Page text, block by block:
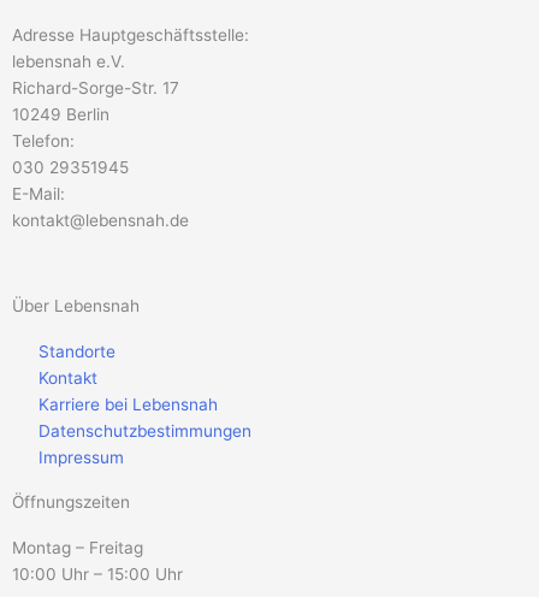
Adresse Hauptgeschäftsstelle:
lebensnah e.V.
Richard-Sorge-Str. 17
10249 Berlin
Telefon:
030 29351945
E-Mail:
kontakt@lebensnah.de
Über Lebensnah
Standorte
Kontakt
Karriere bei Lebensnah
Datenschutzbestimmungen
Impressum
Öffnungszeiten
Montag – Freitag
10:00 Uhr – 15:00 Uhr